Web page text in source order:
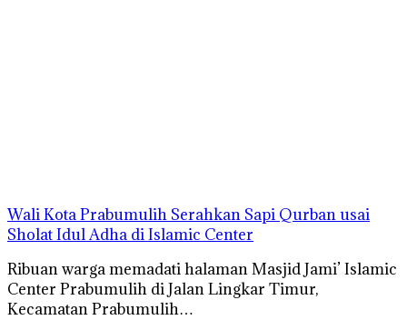
Wali Kota Prabumulih Serahkan Sapi Qurban usai
Sholat Idul Adha di Islamic Center
Ribuan warga memadati halaman Masjid Jami’ Islamic
Center Prabumulih di Jalan Lingkar Timur,
Kecamatan Prabumulih…